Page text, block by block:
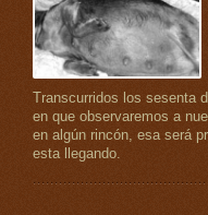
Transcurridos los sesenta
en que observaremos a
en algún rincón, esa será
esta llegando.